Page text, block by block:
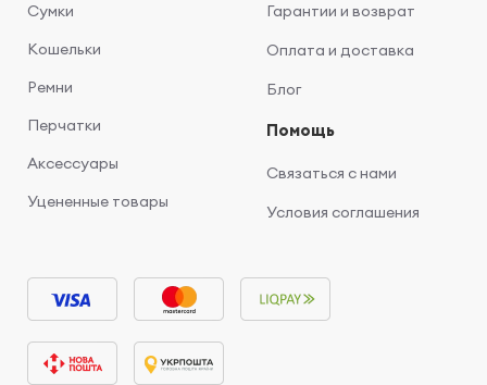
Сумки
Кошельки
Ремни
Перчатки
Аксессуары
Уцененные товары
Гарантии и возврат
Оплата и доставка
Блог
Помощь
Связаться с нами
Условия соглашения